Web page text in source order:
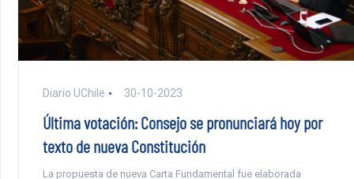
Diario UChile 30-10-2023
Última votación: Consejo se pronunciará hoy por
texto de nueva Constitución
La propuesta de nueva Carta Fundamental fue elaborada